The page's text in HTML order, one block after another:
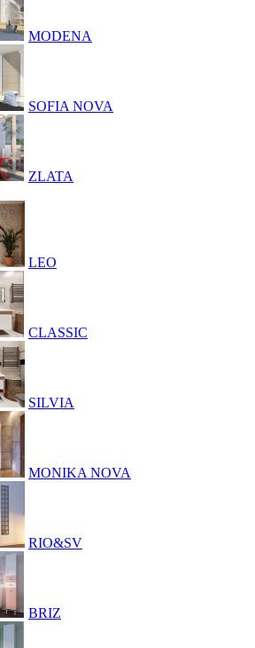
MODENA
SOFIA NOVA
ZLATA
LEO
CLASSIC
SILVIA
MONIKA NOVA
RIO&SV
BRIZ